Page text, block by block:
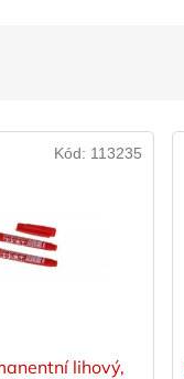
lihový,
Kód: 113235